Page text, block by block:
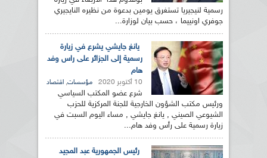
رسمية لنيجيريا تستغرق يومين بدعوة من نظيره النايجيري
جوفري اونييما ، حسب بيان لوزارة...
يانغ جايشي يشرع في زيارة
رسمية إلى الجزائر على راس وفد
هام
10 أكتوبر 2020 مؤسسات, اقتصاد
شرع عضو المكتب السياسي
ورئيس مكتب الشؤون الخارجية للجنة المركزية للحزب
الشيوعي الصيني , يانغ جايشي , مساء اليوم السبت في
زيارة رسمية على رأس وفد هام...
رئيس الجمهورية عبد المجيد